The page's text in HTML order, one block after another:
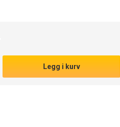
Legg i kurv